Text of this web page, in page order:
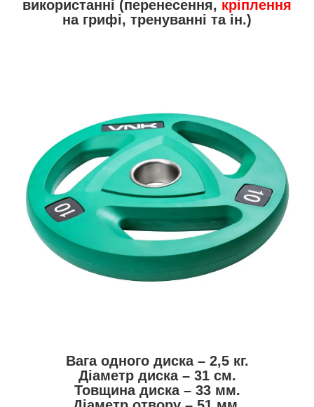
використанні (перенесення, кріплення
на грифі, тренуванні та ін.)
Вага одного диска – 2,5 кг.
Діаметр диска – 31 см.
Товщина диска – 33 мм.